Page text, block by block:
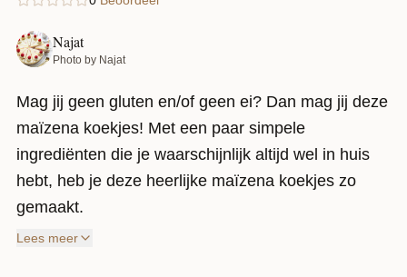
Najat
Photo by Najat
Mag jij geen gluten en/of geen ei? Dan mag jij deze
maïzena koekjes! Met een paar simpele
ingrediënten die je waarschijnlijk altijd wel in huis
hebt, heb je deze heerlijke maïzena koekjes zo
gemaakt.
Om te beginnen zijn deze maïzena koekjes zo
Lees meer